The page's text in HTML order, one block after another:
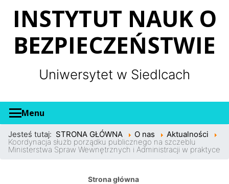
INSTYTUT NAUK O
BEZPIECZEŃSTWIE
Uniwersytet w Siedlcach
Menu
Jesteś tutaj: STRONA GŁÓWNA O nas Aktualności
Koordynacja służb porządku publicznego na szczeblu
Ministerstwa Spraw Wewnętrznych i Administracji w praktyce
Strona główna